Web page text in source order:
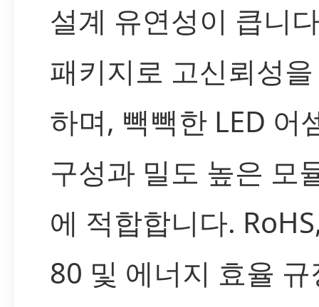
설계 유연성이 큽니
패키지로 고신뢰성
하며, 빽빽한 LED 어
구성과 밀도 높은 모
에 적합합니다.
80 및 에너지 효율